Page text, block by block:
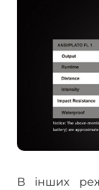
В інших